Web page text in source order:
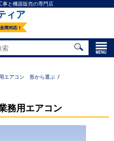
事と機器販売の専門店
ィア
エアコン 形から選ぶ
務用エアコン